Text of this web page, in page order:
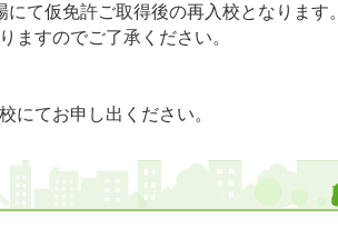
て仮免許ご取得後の再入校となります。
ますのでご了承ください。
にてお申し出ください。